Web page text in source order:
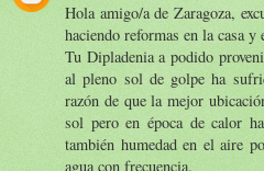
Hola amigo/a de Zaragoza,
haciendo reformas en la casa
Tu Dipladenia a podido
al pleno sol de golpe ha
razón de que la mejor
sol pero en época de calor
también humedad en el aire
agua con frecuencia.